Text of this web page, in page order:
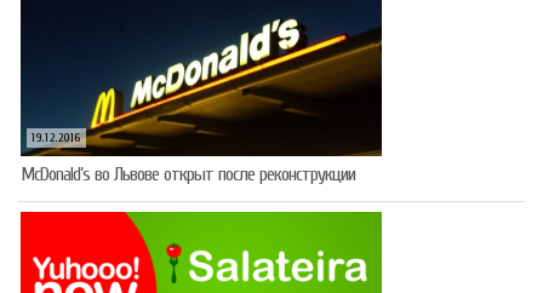
19.12.2016
McDonald’s во Львове открыт после реконструкции